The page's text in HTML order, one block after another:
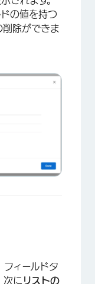
の値を持つ
削除ができま
フィールドタ
次に リストの